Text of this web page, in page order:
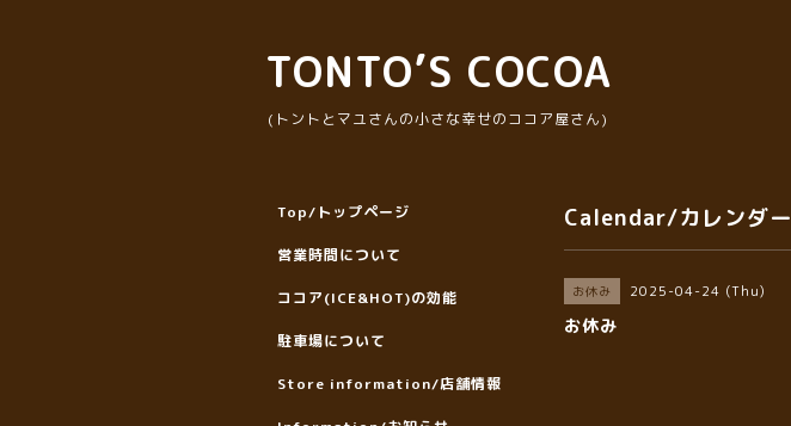
TONTO’S COCOA
(トントとマユさんの小さな幸せのココア屋さん)
Calendar/カレンダー
お休み 2025-04-24 (Thu)
お休み
Top/トップページ
営業時間について
ココア(ICE&HOT)の効能
駐車場について
Store information/店舗情報